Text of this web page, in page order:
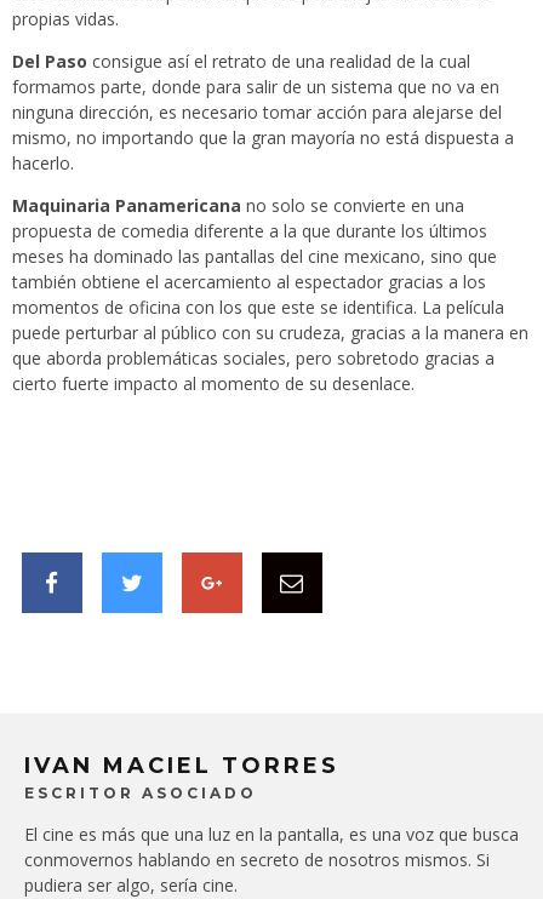
propias vidas.
Del Paso consigue así el retrato de una realidad de la cual
formamos parte, donde para salir de un sistema que no va en
ninguna dirección, es necesario tomar acción para alejarse del
mismo, no importando que la gran mayoría no está dispuesta a
hacerlo.
Maquinaria Panamericana no solo se convierte en una
propuesta de comedia diferente a la que durante los últimos
meses ha dominado las pantallas del cine mexicano, sino que
también obtiene el acercamiento al espectador gracias a los
momentos de oficina con los que este se identifica. La película
puede perturbar al público con su crudeza, gracias a la manera en
que aborda problemáticas sociales, pero sobretodo gracias a
cierto fuerte impacto al momento de su desenlace.
IVAN MACIEL TORRES
ESCRITOR ASOCIADO
El cine es más que una luz en la pantalla, es una voz que busca
conmovernos hablando en secreto de nosotros mismos. Si
pudiera ser algo, sería cine.